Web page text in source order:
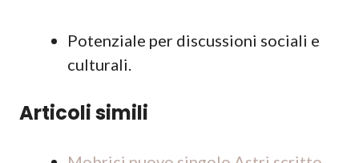
Potenziale per discussioni sociali e
culturali.
Articoli simili